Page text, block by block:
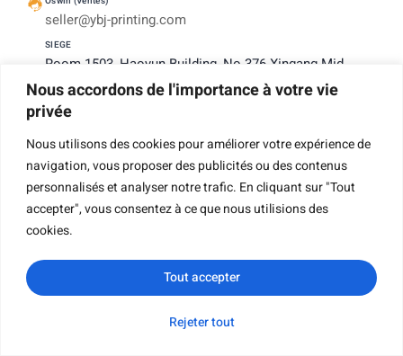
Nous accordons de l'importance à votre vie
privée
Nous utilisons des cookies pour améliorer votre expérience de
navigation, vous proposer des publicités ou des contenus
personnalisés et analyser notre trafic. En cliquant sur "Tout
accepter", vous consentez à ce que nous utilisions des
cookies.
Rejeter tout
Tout accepter
seller@ybj-printing.com
SIEGE
Room 1503, Haoyun Building, No 376 Xingang Mid
Road. Haizhu District, Guangzhou, Chine 510220
French
Entreprise
Demande de